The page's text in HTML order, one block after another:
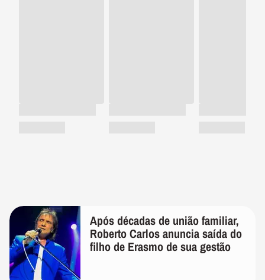
Após décadas de união familiar,
Roberto Carlos anuncia saída do
filho de Erasmo de sua gestão